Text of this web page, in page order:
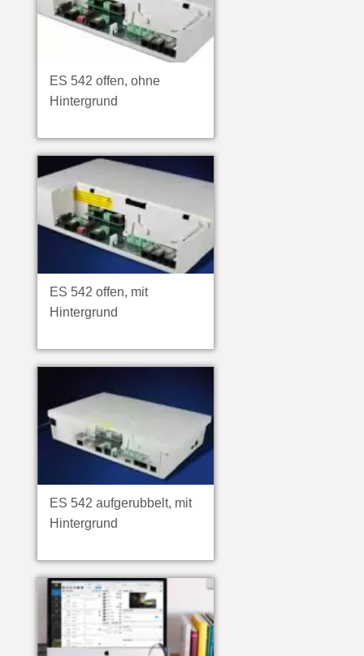
ES 542 offen, ohne
Hintergrund
ES 542 offen, mit
Hintergrund
ES 542 aufgerubbelt, mit
Hintergrund